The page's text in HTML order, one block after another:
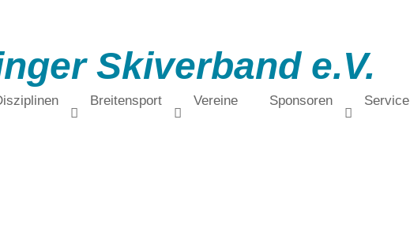
Skiverband e.V.
Breitensport Vereine Sponsoren Service